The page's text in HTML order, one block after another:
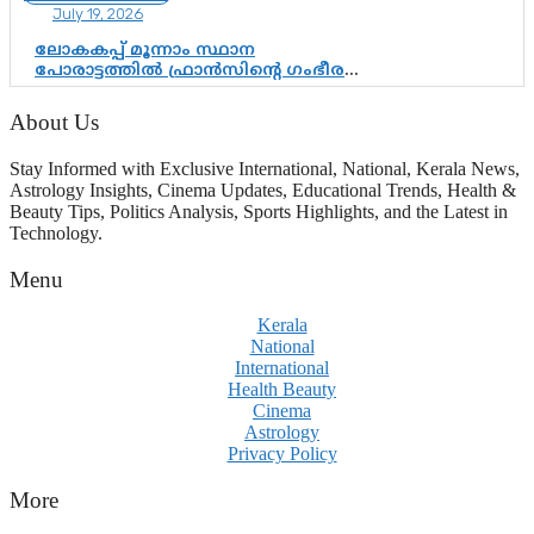
ആർഎസ്എസിനും കേരള
ഘടകത്തോട് അതൃപ്തി
July 19, 2026
ലോകകപ്പ് മൂന്നാം സ്ഥാന
പോരാട്ടത്തിൽ ഫ്രാൻസിന്റെ ഗംഭീര
തിരിച്ചുവരവ്; ഗോൾവേട്ടയിൽ
മെസ്സിയെ മറികടന്ന് എംബാപ്പെ
About Us
Stay Informed with Exclusive International, National, Kerala News,
Astrology Insights, Cinema Updates, Educational Trends, Health &
Beauty Tips, Politics Analysis, Sports Highlights, and the Latest in
Technology.
Menu
Kerala
National
International
Health Beauty
Cinema
Astrology
Privacy Policy
More